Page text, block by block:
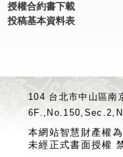
授權合約書下載
投稿基本資料表
104 台北市中山區
本網站智慧財產權
未經正式書面授權